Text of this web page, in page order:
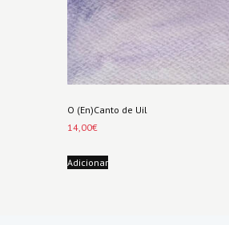
O (En)Canto de Uil
14,00€
Adicionar